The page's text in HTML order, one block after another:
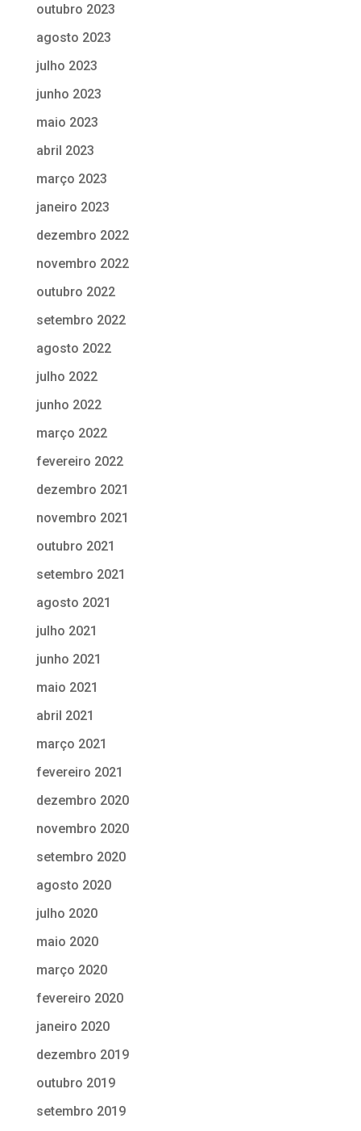
outubro 2023
agosto 2023
julho 2023
junho 2023
maio 2023
abril 2023
março 2023
janeiro 2023
dezembro 2022
novembro 2022
outubro 2022
setembro 2022
agosto 2022
julho 2022
junho 2022
março 2022
fevereiro 2022
dezembro 2021
novembro 2021
outubro 2021
setembro 2021
agosto 2021
julho 2021
junho 2021
maio 2021
abril 2021
março 2021
fevereiro 2021
dezembro 2020
novembro 2020
setembro 2020
agosto 2020
julho 2020
maio 2020
março 2020
fevereiro 2020
janeiro 2020
dezembro 2019
outubro 2019
setembro 2019